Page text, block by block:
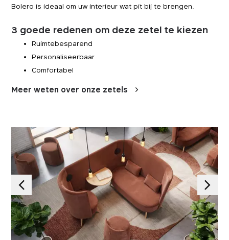
Bolero is ideaal om uw interieur wat pit bij te brengen.
3 goede redenen om deze zetel te kiezen
Ruimtebesparend
Personaliseerbaar
Comfortabel
Meer weten over onze zetels